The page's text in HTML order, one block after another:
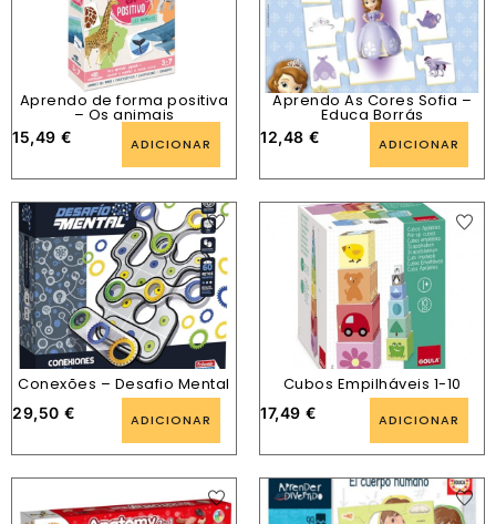
Aprendo de forma positiva
– Os animais
15,49 € ADICIONAR
Aprendo As Cores Sofia –
Educa Borrás
12,48 € ADICIONAR
Conexões – Desafio Mental
29,50 € ADICIONAR
Cubos Empilháveis 1-10
17,49 € ADICIONAR